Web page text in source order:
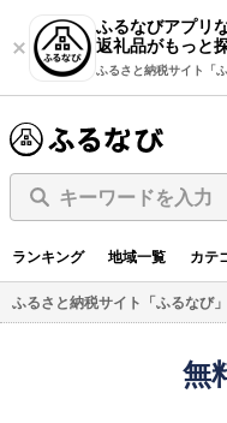
ふるなびアプリ
返礼品がもっと
ふるさと納税サイト「ふ
キーワードを入力
ランキング 地域一覧 カテ
ふるさと納税サイト「ふるなび」
無